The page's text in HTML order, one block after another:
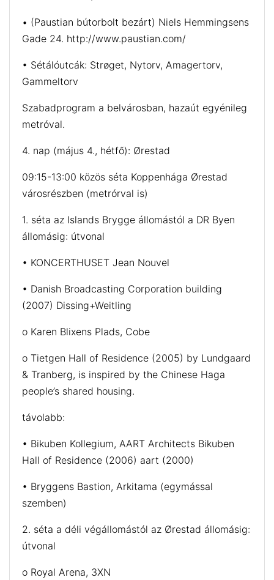
• (Paustian bútorbolt bezárt) Niels Hemmingsens
Gade 24. http://www.paustian.com/
• Sétálóutcák: Strøget, Nytorv, Amagertorv,
Gammeltorv
Szabadprogram a belvárosban, hazaút egyénileg
metróval.
4. nap (május 4., hétfő): Ørestad
09:15-13:00 közös séta Koppenhága Ørestad
városrészben (metrórval is)
1. séta az Islands Brygge állomástól a DR Byen
állomásig: útvonal
• KONCERTHUSET Jean Nouvel
• Danish Broadcasting Corporation building
(2007) Dissing+Weitling
o Karen Blixens Plads, Cobe
o Tietgen Hall of Residence (2005) by Lundgaard
& Tranberg, is inspired by the Chinese Haga
people’s shared housing.
távolabb:
• Bikuben Kollegium, AART Architects Bikuben
Hall of Residence (2006) aart (2000)
• Bryggens Bastion, Arkitama (egymással
szemben)
2. séta a déli végállomástól az Ørestad állomásig:
útvonal
o Royal Arena, 3XN